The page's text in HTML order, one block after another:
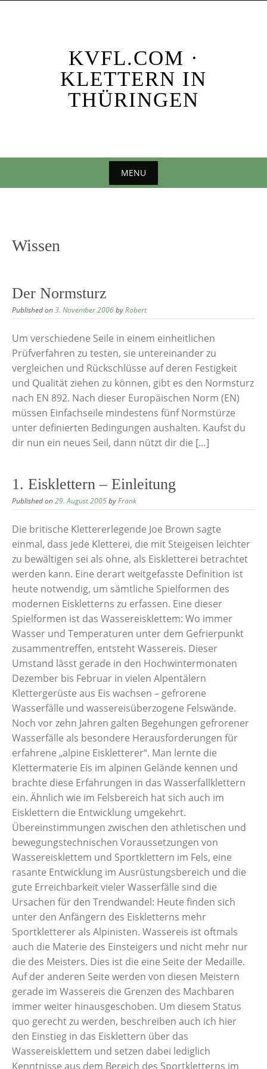
KVFL.COM ·
KLETTERN IN
THÜRINGEN
MENU
Wissen
Der Normsturz
Published on3. November 2006byRobert
Um verschiedene Seile in einem einheitlichen
Prüfverfahren zu testen, sie untereinander zu
vergleichen und Rückschlüsse auf deren Festigkeit
und Qualität ziehen zu können, gibt es den Normsturz
nach EN 892. Nach dieser Europäischen Norm (EN)
müssen Einfachseile mindestens fünf Normstürze
unter definierten Bedingungen aushalten. Kaufst du
dir nun ein neues Seil, dann nützt dir die […]
1. Eisklettern – Einleitung
Published on29. August 2005byFrank
Die britische Klettererlegende Joe Brown sagte
einmal, dass jede Kletterei, die mit Steigeisen leichter
zu bewältigen sei als ohne, als Eiskletterei betrachtet
werden kann. Eine derart weitgefasste Definition ist
heute notwendig, um sämtliche Spielformen des
modernen Eiskletterns zu erfassen. Eine dieser
Spielformen ist das Wassereisklettem: Wo immer
Wasser und Temperaturen unter dem Gefrierpunkt
zusammentreffen, entsteht Wassereis. Dieser
Umstand lässt gerade in den Hochwintermonaten
Dezember bis Februar in vielen Alpentälern
Klettergerüste aus Eis wachsen – gefrorene
Wasserfälle und wassereisüberzogene Felswände.
Noch vor zehn Jahren galten Begehungen gefrorener
Wasserfälle als besondere Herausforderungen für
erfahrene „alpine Eiskletterer“. Man lernte die
Klettermaterie Eis im alpinen Gelände kennen und
brachte diese Erfahrungen in das Wasserfallklettern
ein. Ähnlich wie im Felsbereich hat sich auch im
Eisklettern die Entwicklung umgekehrt.
Übereinstimmungen zwischen den athletischen und
bewegungstechnischen Voraussetzungen von
Wassereisklettem und Sportklettern im Fels, eine
rasante Entwicklung im Ausrüstungsbereich und die
gute Erreichbarkeit vieler Wasserfälle sind die
Ursachen für den Trendwandel: Heute finden sich
unter den Anfängern des Eiskletterns mehr
Sportkletterer als Alpinisten. Wassereis ist oftmals
auch die Materie des Einsteigers und nicht mehr nur
die des Meisters. Dies ist die eine Seite der Medaille.
Auf der anderen Seite werden von diesen Meistern
gerade im Wassereis die Grenzen des Machbaren
immer weiter hinausgeschoben. Um diesem Status
quo gerecht zu werden, beschreiben auch ich hier
den Einstieg in das Eisklettern über das
Wassereisklettem und setzen dabei lediglich
Kenntnisse aus dem Bereich des Sportkletterns im